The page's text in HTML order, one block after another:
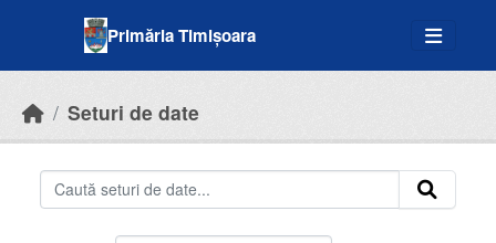
Primăria Timișoara
Seturi de date